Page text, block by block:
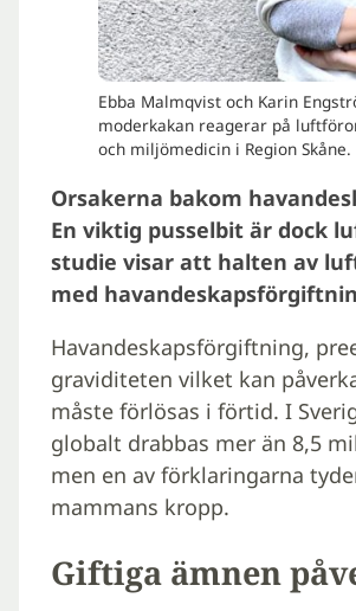
Ebba Malmqvist och Karin
moderkakan reagerar på
och miljömedicin i Region
Orsakerna bakom
En viktig pusselbit är dock
studie visar att halten av
med
Havandeskapsförgiftning,
graviditeten vilket kan
måste förlösas i förtid. I
globalt drabbas mer än 8,5
men en av förklaringarna
mammans kropp.
Giftiga ämnen